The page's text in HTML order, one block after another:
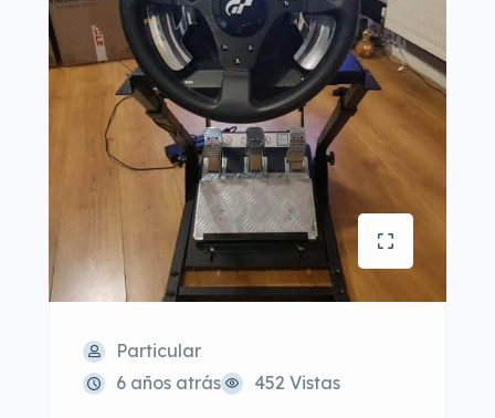
Particular
6 años atrás
452 Vistas